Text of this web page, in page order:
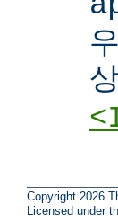
Copyright 2026
Licensed under